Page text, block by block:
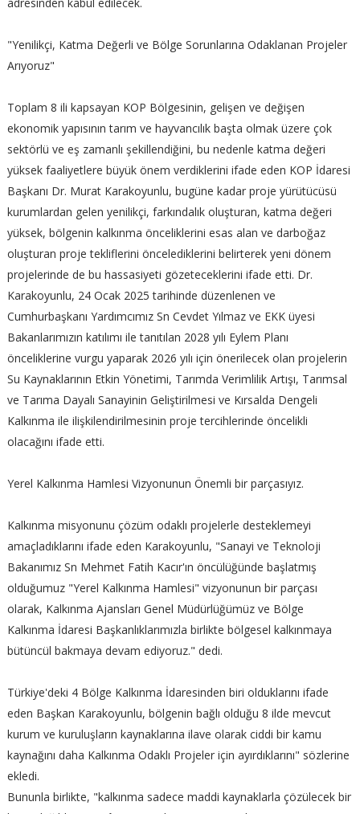
"Yenilikçi, Katma Değerli ve Bölge Sorunlarına Odaklanan Projeler
Arıyoruz"
Toplam 8 ili kapsayan KOP Bölgesinin, gelişen ve değişen
ekonomik yapısının tarım ve hayvancılık başta olmak üzere çok
sektörlü ve eş zamanlı şekillendiğini, bu nedenle katma değeri
yüksek faaliyetlere büyük önem verdiklerini ifade eden KOP İdaresi
Başkanı Dr. Murat Karakoyunlu, bugüne kadar proje yürütücüsü
kurumlardan gelen yenilikçi, farkındalık oluşturan, katma değeri
yüksek, bölgenin kalkınma önceliklerini esas alan ve darboğaz
oluşturan proje tekliflerini öncelediklerini belirterek yeni dönem
projelerinde de bu hassasiyeti gözeteceklerini ifade etti. Dr.
Karakoyunlu, 24 Ocak 2025 tarihinde düzenlenen ve
Cumhurbaşkanı Yardımcımız Sn Cevdet Yılmaz ve EKK üyesi
Bakanlarımızın katılımı ile tanıtılan 2028 yılı Eylem Planı
önceliklerine vurgu yaparak 2026 yılı için önerilecek olan projelerin
Su Kaynaklarının Etkin Yönetimi, Tarımda Verimlilik Artışı, Tarımsal
ve Tarıma Dayalı Sanayinin Geliştirilmesi ve Kırsalda Dengeli
Kalkınma ile ilişkilendirilmesinin proje tercihlerinde öncelikli
olacağını ifade etti.
Yerel Kalkınma Hamlesi Vizyonunun Önemli bir parçasıyız.
Kalkınma misyonunu çözüm odaklı projelerle desteklemeyi
amaçladıklarını ifade eden Karakoyunlu, "Sanayi ve Teknoloji
Bakanımız Sn Mehmet Fatih Kacır'ın öncülüğünde başlatmış
olduğumuz "Yerel Kalkınma Hamlesi" vizyonunun bir parçası
olarak, Kalkınma Ajansları Genel Müdürlüğümüz ve Bölge
Kalkınma İdaresi Başkanlıklarımızla birlikte bölgesel kalkınmaya
bütüncül bakmaya devam ediyoruz." dedi.
Türkiye'deki 4 Bölge Kalkınma İdaresinden biri olduklarını ifade
eden Başkan Karakoyunlu, bölgenin bağlı olduğu 8 ilde mevcut
kurum ve kuruluşların kaynaklarına ilave olarak ciddi bir kamu
kaynağını daha Kalkınma Odaklı Projeler için ayırdıklarını" sözlerine
ekledi.
Bununla birlikte, "kalkınma sadece maddi kaynaklarla çözülecek bir